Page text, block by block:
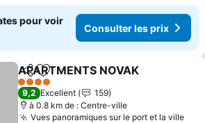
pour voir
Consulter les prix
PartagerAjouter à mes favoris
APARTMENTS NOVAK
4 Étoiles
9,2 Excellent
159
à 0.8 km de : Centre-ville
Vues panoramiques sur le port et la ville